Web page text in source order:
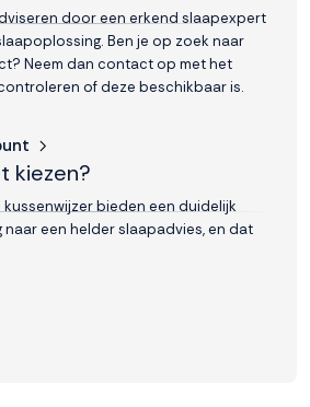
door een erkend slaapexpert
Ben je op zoek naar
Neem dan contact op met het
of deze beschikbaar is.
kiezen?
bieden een duidelijk
een helder slaapadvies, en dat